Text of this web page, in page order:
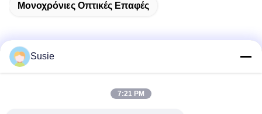
Μονοχρόνιες Οπτικές Επαφές
Susie
7:21 PM